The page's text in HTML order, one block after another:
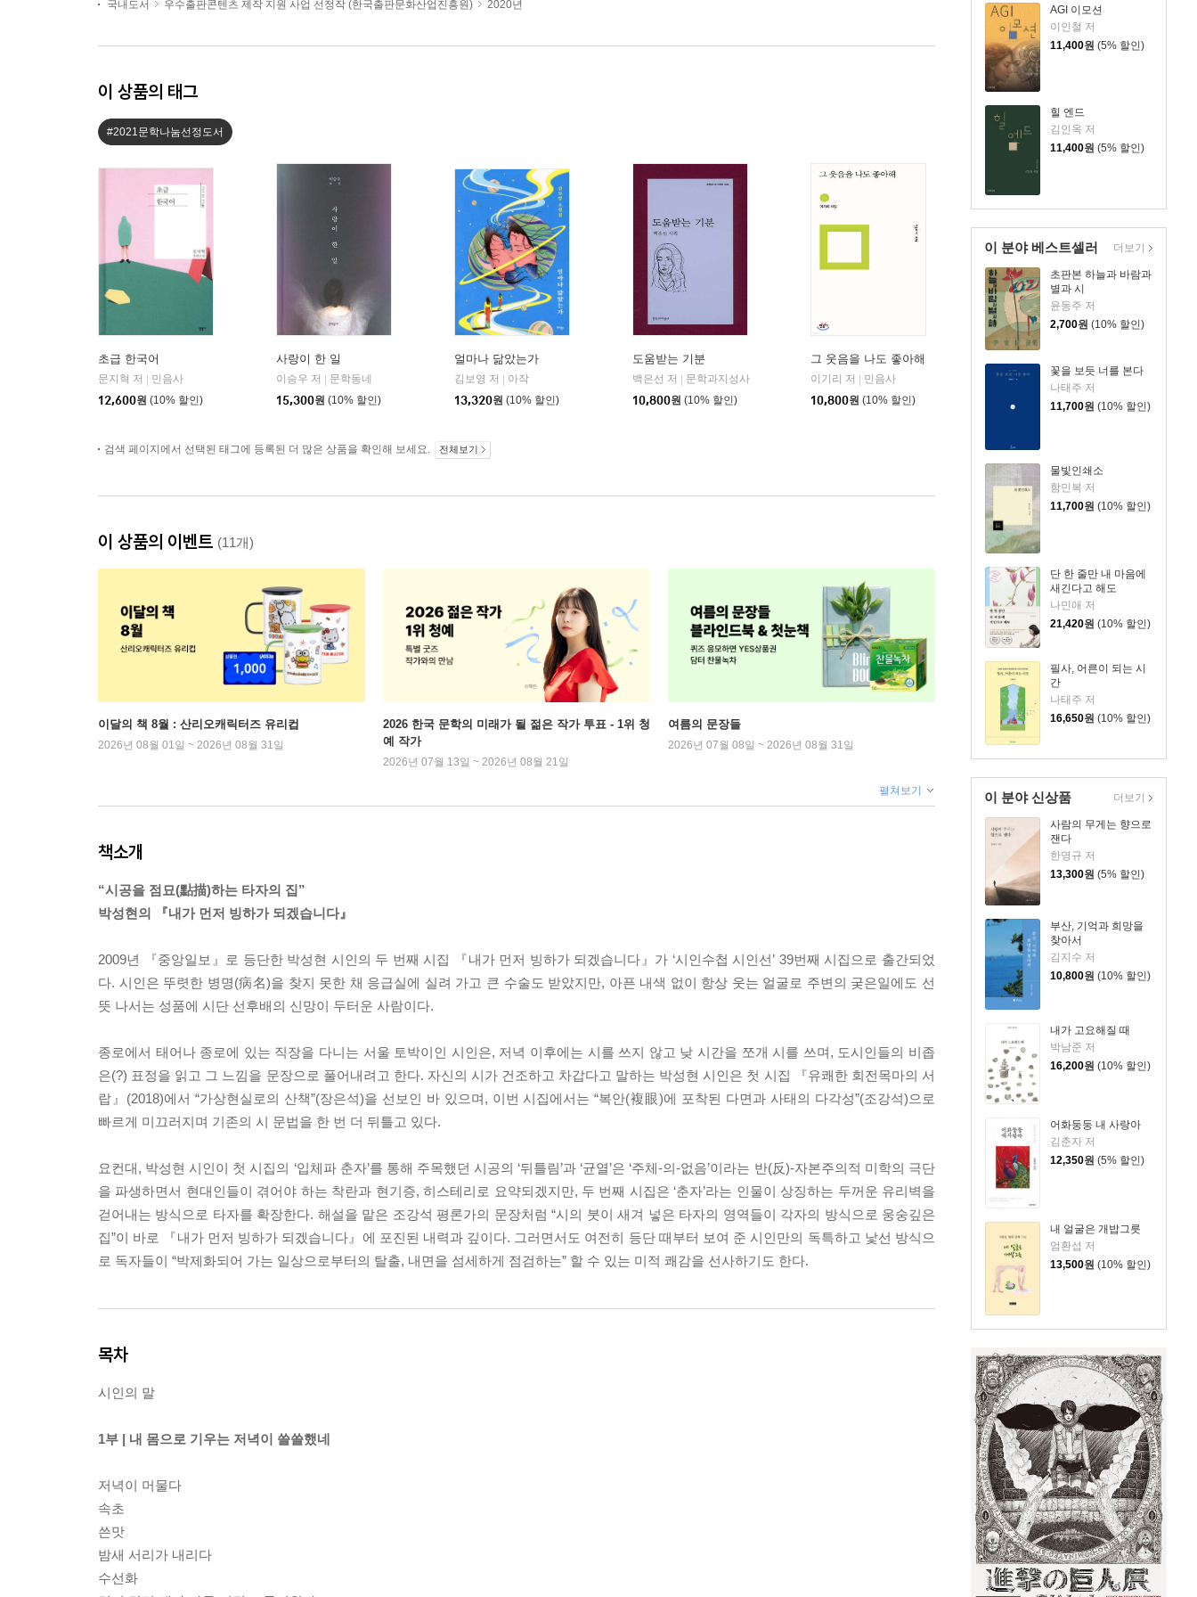
AGI 이모션
이인철 저
11,400원 (5% 할인)
힐 엔드
김인옥 저
11,400원 (5% 할인)
이 분야 베스트셀러
초판본 하늘과 바람과
별과 시
윤동주 저
2,700원 (10% 할인)
꽃을 보듯 너를 본다
나태주 저
11,700원 (10% 할인)
물빛인쇄소
함민복 저
11,700원 (10% 할인)
단 한 줄만 내 마음에
새긴다고 해도
나민애 저
21,420원 (10% 할인)
필사, 어른이 되는 시
간
나태주 저
16,650원 (10% 할인)
더보기
이 분야 신상품
사람의 무게는 향으로
잰다
한명규 저
13,300원 (5% 할인)
부산, 기억과 희망을
찾아서
김지수 저
10,800원 (10% 할인)
내가 고요해질 때
박남준 저
16,200원 (10% 할인)
어화둥둥 내 사랑아
김춘자 저
12,350원 (5% 할인)
내 얼굴은 개밥그릇
엄환섭 저
13,500원 (10% 할인)
더보기
국내도서 우수출판콘텐츠 제작 지원 사업 선정작 (한국출판문화산업진흥원) 2020년
이 상품의 태그
#2021문학나눔선정도서
초급 한국어
문지혁 저
민음사
12,600원 (10% 할인)
사랑이 한 일
이승우 저
문학동네
15,300원 (10% 할인)
얼마나 닮았는가
김보영 저
아작
13,320원 (10% 할인)
도움받는 기분
백은선 저
문학과지성사
10,800원 (10% 할인)
그 웃음을 나도 좋아해
이기리 저
민음사
10,800원 (10% 할인)
검색 페이지에서 선택된 태그에 등록된 더 많은 상품을 확인해 보세요. 전체보기
이 상품의 이벤트 (11개)
이달의 책 8월 : 산리오캐릭터즈 유리컵
2026년 08월 01일 ~ 2026년 08월 31일
2026 한국 문학의 미래가 될 젊은 작가 투표 - 1위 청
예 작가
2026년 07월 13일 ~ 2026년 08월 21일
여름의 문장들
2026년 07월 08일 ~ 2026년 08월 31일
펼쳐보기
책소개
“시공을 점묘(點描)하는 타자의 집”
박성현의 『내가 먼저 빙하가 되겠습니다』
2009년 『중앙일보』로 등단한 박성현 시인의 두 번째 시집 『내가 먼저 빙하가 되겠습니다』가 ‘시인수첩 시인선’ 39번째 시집으로 출간되었
다. 시인은 뚜렷한 병명(病名)을 찾지 못한 채 응급실에 실려 가고 큰 수술도 받았지만, 아픈 내색 없이 항상 웃는 얼굴로 주변의 궂은일에도 선
뜻 나서는 성품에 시단 선후배의 신망이 두터운 사람이다.
종로에서 태어나 종로에 있는 직장을 다니는 서울 토박이인 시인은, 저녁 이후에는 시를 쓰지 않고 낮 시간을 쪼개 시를 쓰며, 도시인들의 비좁
은(?) 표정을 읽고 그 느낌을 문장으로 풀어내려고 한다. 자신의 시가 건조하고 차갑다고 말하는 박성현 시인은 첫 시집 『유쾌한 회전목마의 서
랍』(2018)에서 “가상현실로의 산책”(장은석)을 선보인 바 있으며, 이번 시집에서는 “복안(複眼)에 포착된 다면과 사태의 다각성”(조강석)으로
빠르게 미끄러지며 기존의 시 문법을 한 번 더 뒤틀고 있다.
요컨대, 박성현 시인이 첫 시집의 ‘입체파 춘자’를 통해 주목했던 시공의 ‘뒤틀림’과 ‘균열’은 ‘주체-의-없음’이라는 반(反)-자본주의적 미학의 극단
을 파생하면서 현대인들이 겪어야 하는 착란과 현기증, 히스테리로 요약되겠지만, 두 번째 시집은 ‘춘자’라는 인물이 상징하는 두꺼운 유리벽을
걷어내는 방식으로 타자를 확장한다. 해설을 맡은 조강석 평론가의 문장처럼 “시의 붓이 새겨 넣은 타자의 영역들이 각자의 방식으로 웅숭깊은
집”이 바로 『내가 먼저 빙하가 되겠습니다』에 포진된 내력과 깊이다. 그러면서도 여전히 등단 때부터 보여 준 시인만의 독특하고 낯선 방식으
로 독자들이 “박제화되어 가는 일상으로부터의 탈출, 내면을 섬세하게 점검하는” 할 수 있는 미적 쾌감을 선사하기도 한다.
목차
시인의 말
1부 | 내 몸으로 기우는 저녁이 쓸쓸했네
저녁이 머물다
속초
쓴맛
밤새 서리가 내리다
수선화